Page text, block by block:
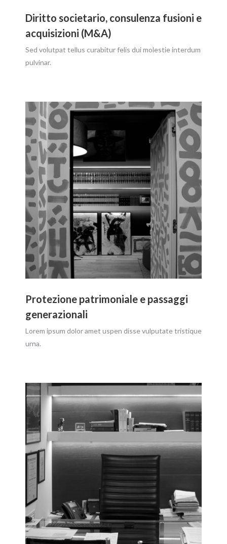
Diritto societario, consulenza fusioni e
acquisizioni (M&A)
Sed volutpat tellus curabitur felis dui molestie interdum
pulvinar.
Protezione patrimoniale e passaggi
generazionali
Lorem ipsum dolor amet uspen disse vulputate tristique
urna.